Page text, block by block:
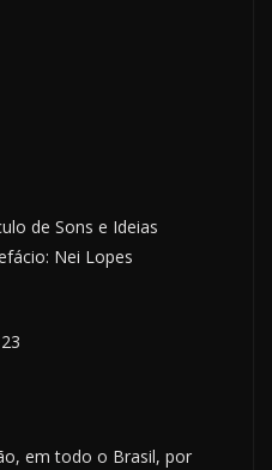
de Sons e Ideias
Nei Lopes
em todo o Brasil, por